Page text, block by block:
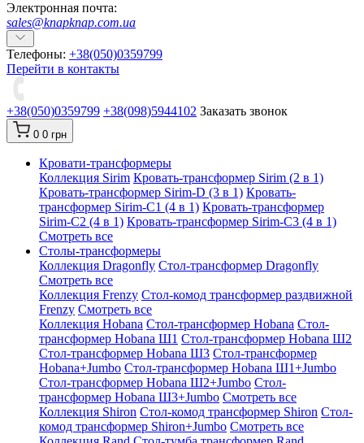
Электронная почта:
sales@knapknap.com.ua
Телефоны: +38(050)0359799
Перейти в контакты
+38(050)0359799 +38(098)5944102 Заказать звонок
0 0 грн
Кровати-трансформеры
Коллекция Sirim Кровать-трансформер Sirim (2 в 1)
Кровать-трансформер Sirim-D (3 в 1) Кровать-
трансформер Sirim-C1 (4 в 1) Кровать-трансформер
Sirim-C2 (4 в 1) Кровать-трансформер Sirim-C3 (4 в 1)
Смотреть все
Cтолы-трансформеры
Коллекция Dragonfly Стол-трансформер Dragonfly
Смотреть все
Коллекция Frenzy Стол-комод трансформер раздвижной
Frenzy Смотреть все
Коллекция Hobana Стол-трансформер Hobana Стол-
трансформер Hobana Ш1 Стол-трансформер Hobana Ш2
Стол-трансформер Hobana Ш3 Стол-трансформер
Hobana+Jumbo Стол-трансформер Hobana Ш1+Jumbo
Стол-трансформер Hobana Ш2+Jumbo Стол-
трансформер Hobana Ш3+Jumbo Смотреть все
Коллекция Shiron Стол-комод трансформер Shiron Стол-
комод трансформер Shiron+Jumbo Смотреть все